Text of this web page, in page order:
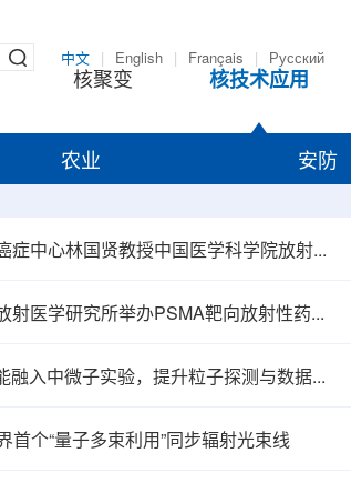
中文 English Français Русский
核聚变 核技术应用
农业 安防
不列颠哥伦比亚癌症中心林国贤教授中国医学科学院放射医学研究所开展学术交流
中国医学科学院放射医学研究所举办PSMA靶向放射性药物学术报告会
DUNE将人工智能融入中微子实验，提升粒子探测与数据处理能力
首个“量子多束利用”同步辐射光束线